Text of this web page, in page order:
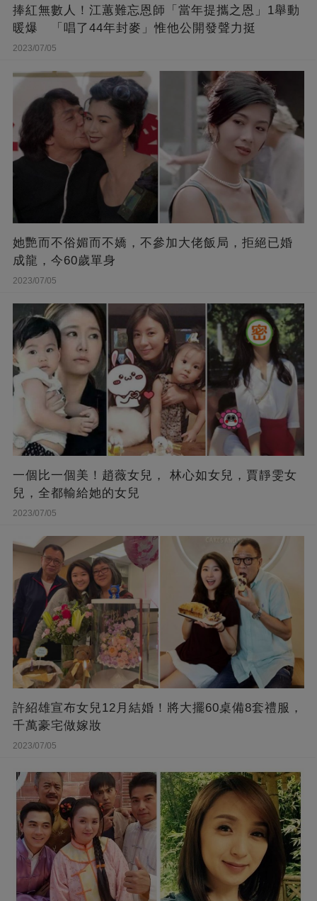
捧紅無數人！江蕙難忘恩師「當年提攜之恩」1舉動
暖爆 「唱了44年封麥」惟他公開發聲力挺
2023/07/05
她艷而不俗媚而不嬌，不參加大佬飯局，拒絕已婚
成龍，今60歲單身
2023/07/05
一個比一個美！趙薇女兒， 林心如女兒，賈靜雯女
兒，全都輸給她的女兒
2023/07/05
許紹雄宣布女兒12月結婚！將大擺60桌備8套禮服，
千萬豪宅做嫁妝
2023/07/05